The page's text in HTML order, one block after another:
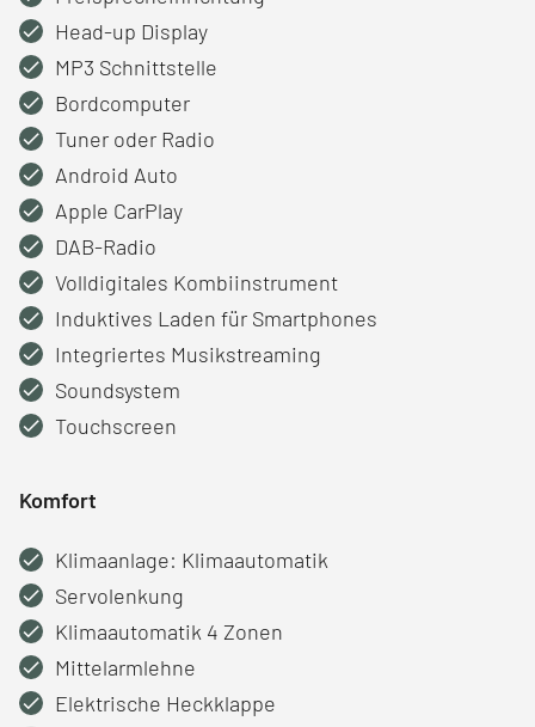
Head-up Display
MP3 Schnittstelle
Bordcomputer
Tuner oder Radio
Android Auto
Apple CarPlay
DAB-Radio
Volldigitales Kombiinstrument
Induktives Laden für Smartphones
Integriertes Musikstreaming
Soundsystem
Touchscreen
Komfort
Klimaanlage: Klimaautomatik
Servolenkung
Klimaautomatik 4 Zonen
Mittelarmlehne
Elektrische Heckklappe